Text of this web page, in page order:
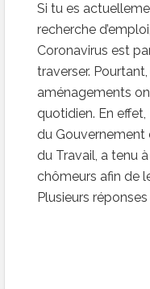
Si tu es
recherche
Coronavirus est
traverser.
aménagements
quotidien. En
du
du Travail, a tenu
chômeurs afin de
Plusieurs